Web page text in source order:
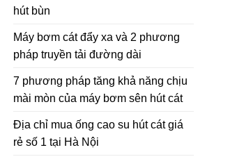
hút bùn
Máy bơm cát đẩy xa và 2 phương
pháp truyền tải đường dài
7 phương pháp tăng khả năng chịu
mài mòn của máy bơm sên hút cát
Địa chỉ mua ống cao su hút cát giá
rẻ số 1 tại Hà Nội